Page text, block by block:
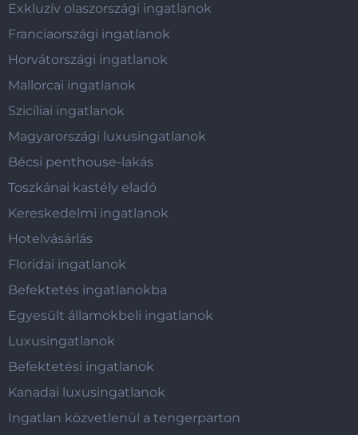
Exkluzív olaszországi ingatlanok
Franciaországi ingatlanok
Horvátországi ingatlanok
Mallorcai ingatlanok
Szicíliai ingatlanok
Magyarországi luxusingatlanok
Bécsi penthouse-lakás
Toszkánai kastély eladó
Kereskedelmi ingatlanok
Hotelvásárlás
Floridai ingatlanok
Befektetés ingatlanokba
Egyesült államokbeli ingatlanok
Luxusingatlanok
Befektetési ingatlanok
Kanadai luxusingatlanok
Ingatlan közvetlenül a tengerparton